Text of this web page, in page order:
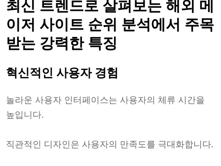
최신 트렌드로 살펴보는 해외 메
이저 사이트 순위 분석에서 주목
받는 강력한 특징
혁신적인 사용자 경험
놀라운 사용자 인터페이스는 사용자의 체류 시간을
높입니다.
직관적인 디자인은 사용자의 만족도를 극대화합니다.